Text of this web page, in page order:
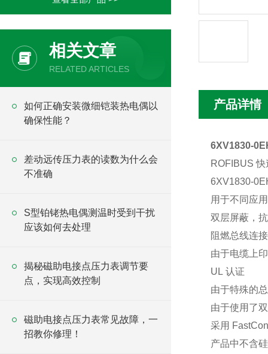
相关文章
RELATED ARTICLES
如何正确安装微细铠装热电偶以
确保性能？
差动远传压力表的读数为什么会
不准确
S型铂铑热电偶测温时受到干扰
应该如何去处理
揭秘磁助电接点压力表调节要
点，实现高效控制
磁助电接点压力表常见故障，一
招教你修理！
产品详情
6XV1830-
ROFIBUS
6XV1830-
用于不同应
双层屏蔽，
阻燃总线连
由于电缆上
UL 认证
由于特殊的
由于使用了
采用
产品中不含